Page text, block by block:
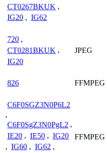
CT0267BKUK ,
IG20 , IG62
720 ,
CT0281BKUK ,
IG20
JPEG
826 FFMPEG
C6F0SGZ3N0P6L2
,
C6F0SgZ3N0PgL2 ,
IE20 , IE50 , IG20
, IG60 , IG62 ,
FFMPEG